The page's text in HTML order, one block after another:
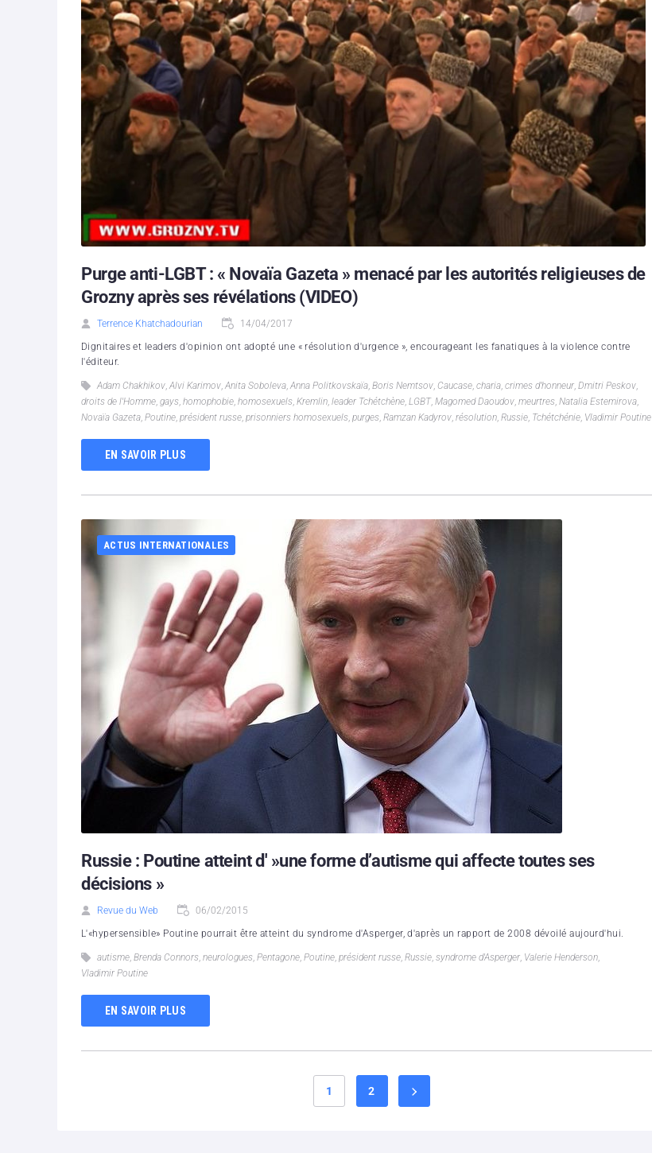
Purge anti-LGBT : « Novaïa Gazeta » menacé par les autorités religieuses de
Grozny après ses révélations (VIDEO)
Terrence Khatchadourian 14/04/2017
Dignitaires et leaders d'opinion ont adopté une « résolution d'urgence », encourageant les fanatiques à la violence contre
l'éditeur.
Adam Chakhikov, Alvi Karimov, Anita Soboleva, Anna Politkovskaïa, Boris Nemtsov, Caucase, charia, crimes d’honneur, Dmitri Peskov,
droits de l'Homme, gays, homophobie, homosexuels, Kremlin, leader Tchétchène, LGBT, Magomed Daoudov, meurtres, Natalia Estemirova,
Novaïa Gazeta, Poutine, président russe, prisonniers homosexuels, purges, Ramzan Kadyrov, résolution, Russie, Tchétchénie, Vladimir Poutine
EN SAVOIR PLUS
ACTUS INTERNATIONALES
Russie : Poutine atteint d' »une forme d’autisme qui affecte toutes ses
décisions »
Revue du Web 06/02/2015
L'«hypersensible» Poutine pourrait être atteint du syndrome d'Asperger, d'après un rapport de 2008 dévoilé aujourd'hui.
autisme, Brenda Connors, neurologues, Pentagone, Poutine, président russe, Russie, syndrome d'Asperger, Valerie Henderson,
Vladimir Poutine
EN SAVOIR PLUS
1 2